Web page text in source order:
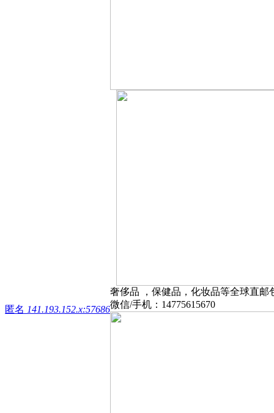
匿名 141.193.152.x:57686
奢侈品 ，保健品，化妆品等全球直邮
微信/手机：14775615670